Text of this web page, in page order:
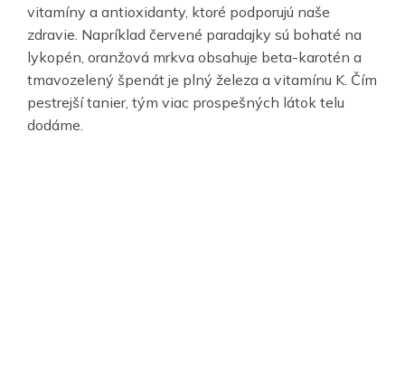
vitamíny a antioxidanty, ktoré podporujú naše
zdravie. Napríklad červené paradajky sú bohaté na
lykopén, oranžová mrkva obsahuje beta-karotén a
tmavozelený špenát je plný železa a vitamínu K. Čím
pestrejší tanier, tým viac prospešných látok telu
dodáme.